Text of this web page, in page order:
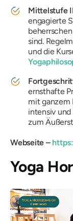
Mittelstufe
engagierte
sind.
und die
ernsthafte
mit ganzem
intensiv und
zum
Webseite –
Yoga